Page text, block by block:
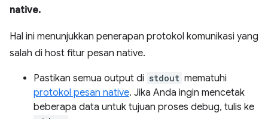
native.
Hal ini menunjukkan penerapan protokol komunikasi yang
salah di host fitur pesan native.
Pastikan semua output di stdout mematuhi
protokol pesan native. Jika Anda ingin mencetak
beberapa data untuk tujuan proses debug, tulis ke